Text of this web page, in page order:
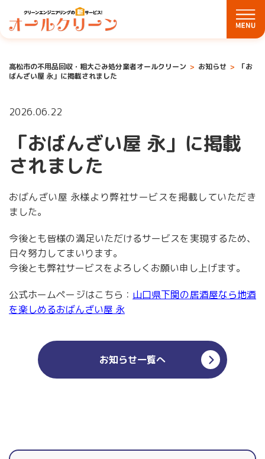
高松市の不用品回収・粗大ごみ処分業者オールクリーン お知らせ
「お
ばんざい屋 永」に掲載されました
2026.06.22
「おばんざい屋 永」に掲載
されました
おばんざい屋 永様より弊社サービスを掲載していただき
ました。
今後とも皆様の満足いただけるサービスを実現するため、
日々努力してまいります。
今後とも弊社サービスをよろしくお願い申し上げます。
公式ホームページはこちら： 山口県下関の居酒屋なら地酒
を楽しめるおばんざい屋 永
お知らせ一覧へ